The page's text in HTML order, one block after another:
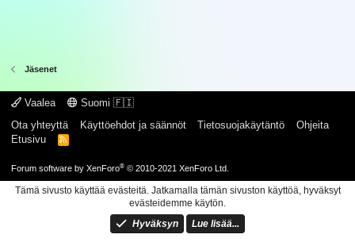
Jäsenet
Vaalea
Suomi 🇫🇮
Ota yhteyttä
Käyttöehdot ja säännöt Tietosuojakäytäntö
Ohjeita
Etusivu
R
Forum software by XenForo® © 2010-2021 XenForo Ltd.
Tämä sivusto käyttää evästeitä. Jatkamalla tämän sivuston käyttöä, hyväksyt
evästeidemme käytön.
Hyväksyn
Lue lisää...